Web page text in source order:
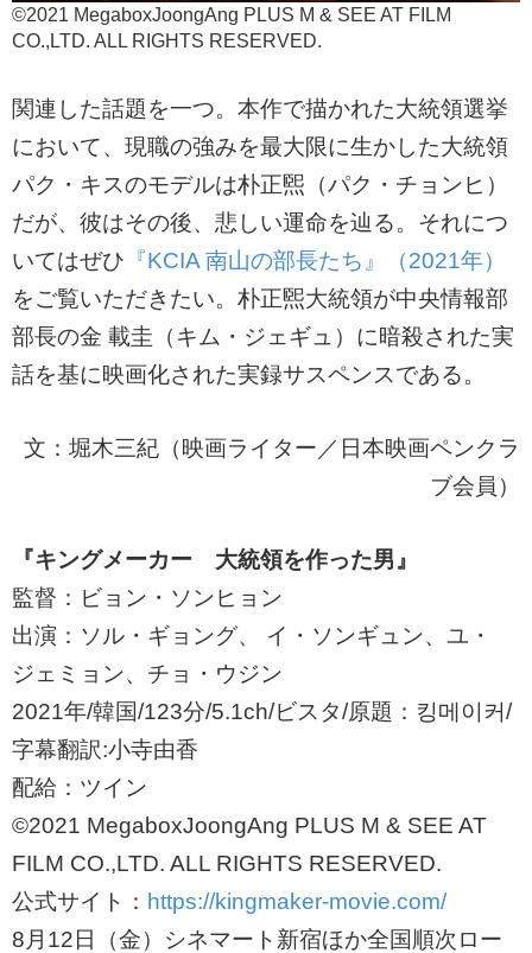
©2021 MegaboxJoongAng PLUS M & SEE AT FILM
CO.,LTD. ALL RIGHTS RESERVED.
関連した話題を一つ。本作で描かれた大統領選挙
において、現職の強みを最大限に生かした大統領
パク・キスのモデルは朴正煕（パク・チョンヒ）
だが、彼はその後、悲しい運命を辿る。それにつ
いてはぜひ 『KCIA 南山の部長たち』（2021年）
をご覧いただきたい。朴正煕大統領が中央情報部
部長の金 載圭（キム・ジェギュ）に暗殺された実
話を基に映画化された実録サスペンスである。
文：堀木三紀（映画ライター／日本映画ペンクラ
ブ会員）
『キングメーカー 大統領を作った男』
監督：ビョン・ソンヒョン
出演：ソル・ギョング、 イ・ソンギュン、ユ・
ジェミョン、チョ・ウジン
2021年/韓国/123分/5.1ch/ビスタ/原題：킹메이커/
字幕翻訳:小寺由香
配給：ツイン
©2021 MegaboxJoongAng PLUS M & SEE AT
FILM CO.,LTD. ALL RIGHTS RESERVED.
公式サイト： https://kingmaker-movie.com/
8月12日（金）シネマート新宿ほか全国順次ロー